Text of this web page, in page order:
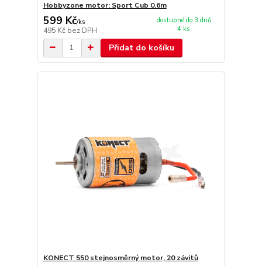
Hobbyzone motor: Sport Cub 0.6m
599 Kč/ks
495 Kč bez DPH
dostupné do 3 dnů
4 ks
Přidat do košíku
KONECT 550 stejnosměrný motor, 20 závitů